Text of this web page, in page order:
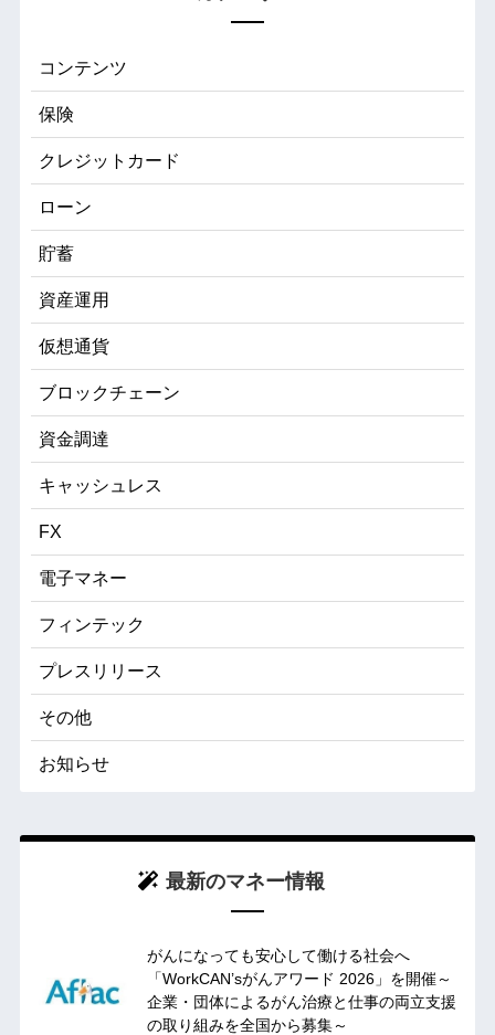
コンテンツ
保険
クレジットカード
ローン
貯蓄
資産運用
仮想通貨
ブロックチェーン
資金調達
キャッシュレス
FX
電子マネー
フィンテック
プレスリリース
その他
お知らせ
最新のマネー情報
がんになっても安心して働ける社会へ
「WorkCAN’sがんアワード 2026」を開催～
企業・団体によるがん治療と仕事の両立支援
の取り組みを全国から募集～